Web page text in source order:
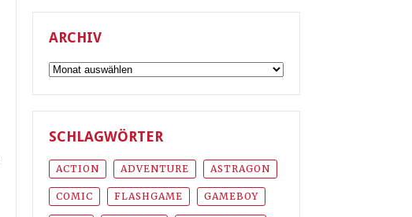
ARCHIV
Archiv
SCHLAGWÖRTER
ACTION ADVENTURE ASTRAGON
COMIC FLASHGAME GAMEBOY